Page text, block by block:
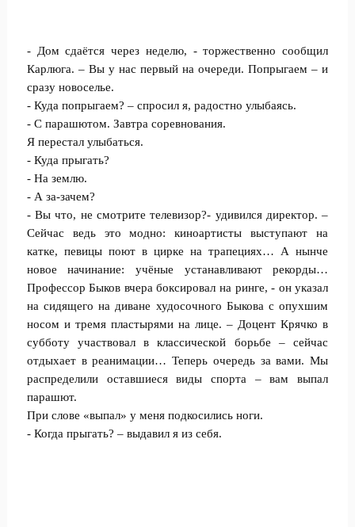
- Дом сдаётся через неделю, - торжественно сообщил
Карлюга. – Вы у нас первый на очереди. Попрыгаем – и
сразу новоселье.
- Куда попрыгаем? – спросил я, радостно улыбаясь.
- С парашютом. Завтра соревнования.
Я перестал улыбаться.
- Куда прыгать?
- На землю.
- А за-зачем?
- Вы что, не смотрите телевизор?- удивился директор. –
Сейчас ведь это модно: киноартисты выступают на
катке, певицы поют в цирке на трапециях… А нынче
новое начинание: учёные устанавливают рекорды…
Профессор Быков вчера боксировал на ринге, - он указал
на сидящего на диване худосочного Быкова с опухшим
носом и тремя пластырями на лице. – Доцент Крячко в
субботу участвовал в классической борьбе – сейчас
отдыхает в реанимации… Теперь очередь за вами. Мы
распределили оставшиеся виды спорта – вам выпал
парашют.
При слове «выпал» у меня подкосились ноги.
- Когда прыгать? – выдавил я из себя.